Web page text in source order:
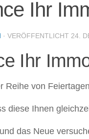
Ihr
· VERÖFFENTLICHT 24.
Ihr
Reihe von
diese Ihnen
das Neue